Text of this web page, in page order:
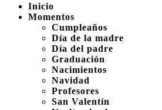
Inicio
Momentos
Cumpleaños
Día de la madre
Día del padre
Graduación
Nacimientos
Navidad
Profesores
San Valentín